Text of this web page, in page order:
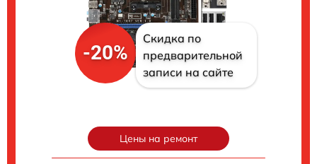
-20%
Скидка по
предварительной
записи на сайте
Цены на ремонт